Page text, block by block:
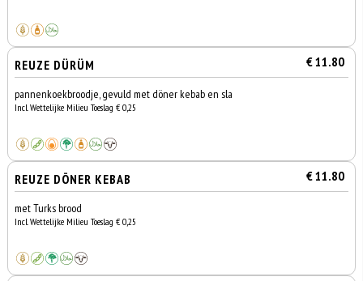
REUZE DÜRÜM € 11.80
pannenkoekbroodje, gevuld met döner kebab en sla
Incl. Wettelijke Milieu Toeslag € 0,25
REUZE DÖNER KEBAB € 11.80
met Turks brood
Incl. Wettelijke Milieu Toeslag € 0,25